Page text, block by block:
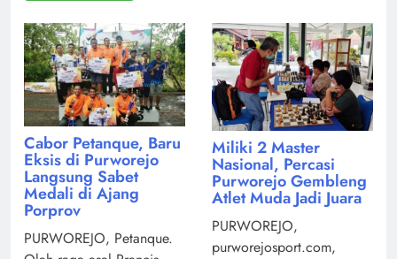
Cabor Petanque, Baru
Eksis di Purworejo
Langsung Sabet
Medali di Ajang
Porprov
PURWOREJO, Petanque.
Miliki 2 Master
Nasional, Percasi
Purworejo Gembleng
Atlet Muda Jadi Juara
PURWOREJO,
purworejosport.com,